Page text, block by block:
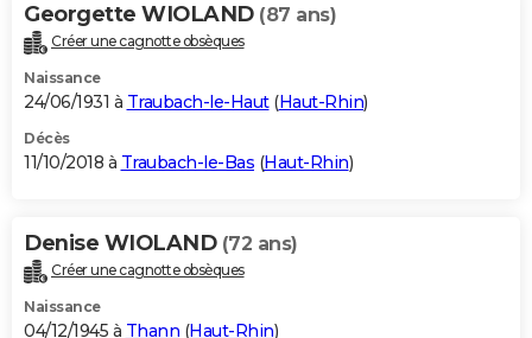
Georgette WIOLAND (87 ans)
Créer une cagnotte obsèques
Naissance
24/06/1931 à Traubach-le-Haut(Haut-Rhin)
Décès
11/10/2018 à Traubach-le-Bas (Haut-Rhin)
Denise WIOLAND (72 ans)
Créer une cagnotte obsèques
Naissance
04/12/1945 à Thann (Haut-Rhin)